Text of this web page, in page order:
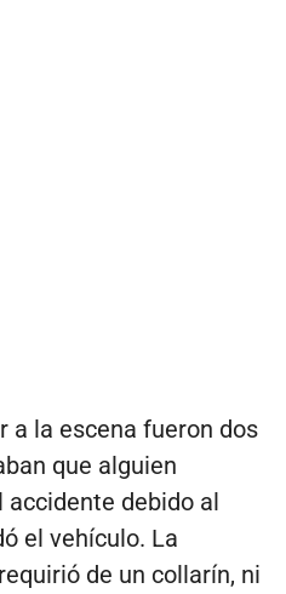
a la escena fueron dos
que alguien
accidente debido al
el vehículo. La
de un collarín, ni